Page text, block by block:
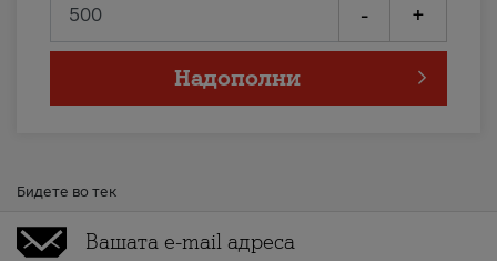
- +
Надополни
Бидете во тек